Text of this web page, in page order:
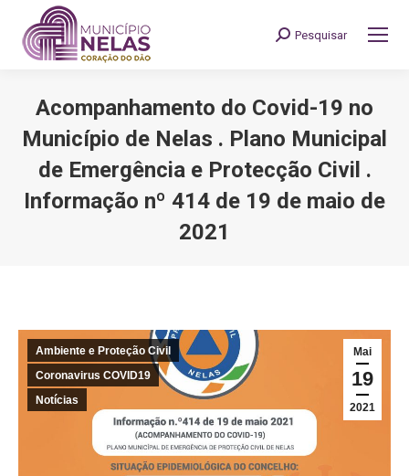
Search:
Pesquisar
Acompanhamento do Covid-19 no
Município de Nelas . Plano Municipal
de Emergência e Protecção Civil .
Informação nº 414 de 19 de maio de
2021
Mai
19
2021
Ambiente e Proteção Civil
Coronavirus COVID19
Notícias